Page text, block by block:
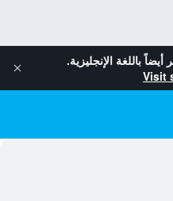
أيضاً باللغة الإنجليزية.
Visit